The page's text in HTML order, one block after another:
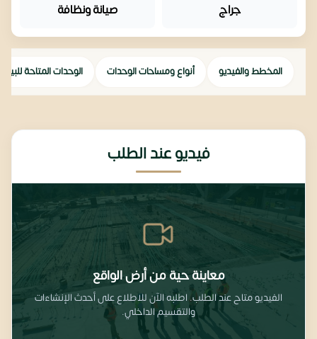
جراج صيانة ونظافة
المخطط والفيديو أنواع ومساحات الوحدات الوحدات المتاحة للبيع
فيديو عند الطلب
معاينة حية من أرض الواقع
الفيديو متاح عند الطلب. اطلبه الآن للاطلاع على أحدث الإنشاءات
والتقسيم الداخلي.